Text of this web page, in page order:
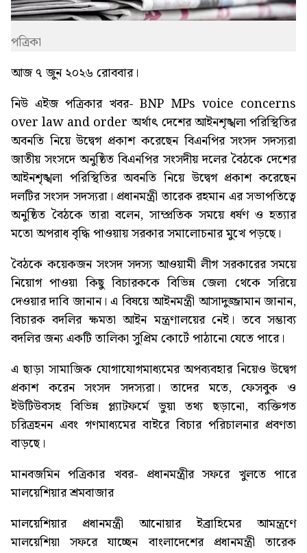
পত্রিকা
আজ ৭ জুন ২০২৬ রোববার।
নিউ এইজ পত্রিকার খবর-BNP MPs voice concerns
over law and order অর্থাৎ দেশের আইনশৃঙ্খলা পরিস্থিতির
অবনতি নিয়ে উদ্বেগ প্রকাশ করেছেন বিএনপির সংসদ সদস্যরা
জাতীয় সংসদে অনুষ্ঠিত বিএনপির সংসদীয় দলের বৈঠকে দেশের
আইনশৃঙ্খলা পরিস্থিতির অবনতি নিয়ে উদ্বেগ প্রকাশ করেছেন
দলটির সংসদ সদস্যরা। প্রধানমন্ত্রী তারেক রহমান এর সভাপতিত্বে
অনুষ্ঠিত বৈঠকে তারা বলেন, সাম্প্রতিক সময়ে ধর্ষণ ও হত্যার
মতো অপরাধ বৃদ্ধি পাওয়ায় সরকার সমালোচনার মুখে পড়ছে।
বৈঠকে কয়েকজন সংসদ সদস্য আওয়ামী লীগ সরকারের সময়ে
নিয়োগ পাওয়া কিছু বিচারককে বিভিন্ন জেলা থেকে সরিয়ে
দেওয়ার দাবি জানান। এ বিষয়ে আইনমন্ত্রী আসাদুজ্জামান জানান,
বিচারক বদলির ক্ষমতা আইন মন্ত্রণালয়ের নেই। তবে সম্ভাব্য
বদলির জন্য একটি তালিকা সুপ্রিম কোর্টে পাঠানো যেতে পারে।
এ ছাড়া সামাজিক যোগাযোগমাধ্যমের অপব্যবহার নিয়েও উদ্বেগ
প্রকাশ করেন সংসদ সদস্যরা। তাদের মতে, ফেসবুক ও
ইউটিউবসহ বিভিন্ন প্ল্যাটফর্মে ভুয়া তথ্য ছড়ানো, ব্যক্তিগত
চরিত্রহনন এবং গণমাধ্যমের বাইরে বিচার পরিচালনার প্রবণতা
বাড়ছে।
মানবজমিন পত্রিকার খবর- প্রধানমন্ত্রীর সফরে খুলতে পারে
মালয়েশিয়ার শ্রমবাজার
মালয়েশিয়ার প্রধানমন্ত্রী আনোয়ার ইব্রাহিমের আমন্ত্রণে
মালয়েশিয়া সফরে যাচ্ছেন বাংলাদেশের প্রধানমন্ত্রী তারেক